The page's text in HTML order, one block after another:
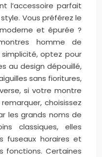
l’accessoire parfait
Vous préférez le
et épurée ?
homme de
optez pour
au design dépouillé,
sans fioritures,
si votre montre
choisissez
les grands noms de
classiques, elles
fuseaux horaires et
fonctions. Certaines